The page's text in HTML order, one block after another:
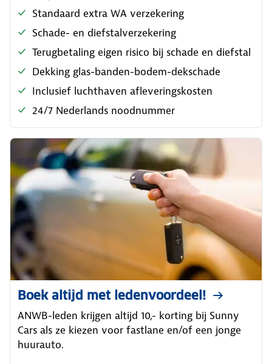
Standaard extra WA verzekering
Schade- en diefstalverzekering
Terugbetaling eigen risico bij schade en diefstal
Dekking glas-banden-bodem-dekschade
Inclusief luchthaven afleveringskosten
24/7 Nederlands noodnummer
Boek altijd met ledenvoordeel!
ANWB-leden krijgen altijd 10,- korting bij Sunny
Cars als ze kiezen voor fastlane en/of een jonge
huurauto.